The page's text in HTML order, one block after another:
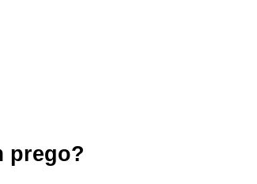
prego?